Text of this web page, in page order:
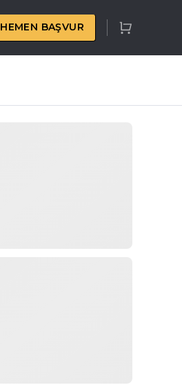
HEMEN BAŞVUR